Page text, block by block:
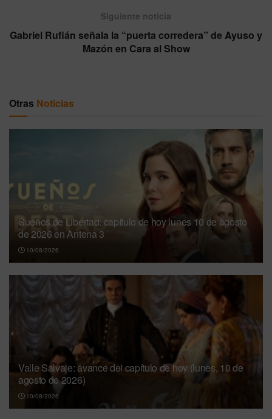
Siguiente noticia
Gabriel Rufián señala la “puerta corredera” de Ayuso y
Mazón en Cara al Show
Otras Noticias
Sueños de Libertad: capítulo de hoy lunes 10 de agosto
de 2026 en Antena 3
10/08/2026
Valle Salvaje: avance del capítulo de hoy (lunes, 10 de
agosto de 2026)
10/08/2026